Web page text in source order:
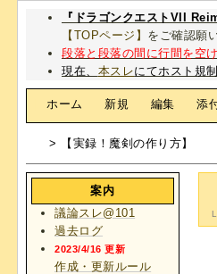
『ドラゴンクエストVII
【TOPページ】 をご確認願
段落と段落の間に行間を空け
現在、 本スレにてホスト規
ホーム 新規 編集 添
> 【実録！魔剣の作り方】
案内
議論スレ@101
過去ログ
2023/4/16 更新
作成・更新ルール